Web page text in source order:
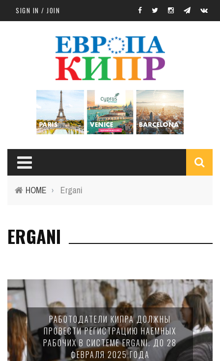
Skip to main content
SIGN IN / JOIN
HOME › Ergani
ERGANI
РАБОТОДАТЕЛИ КИПРА ДОЛЖНЫ
ПРОВЕСТИ РЕГИСТРАЦИЮ НАЕМНЫХ
РАБОЧИХ В СИСТЕМЕ ERGANI. ДО 28
ФЕВРАЛЯ 2025 ГОДА